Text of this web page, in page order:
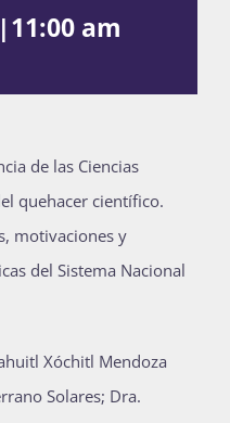
am
de las Ciencias
quehacer científico.
motivaciones y
del Sistema Nacional
Xóchitl Mendoza
Solares; Dra.